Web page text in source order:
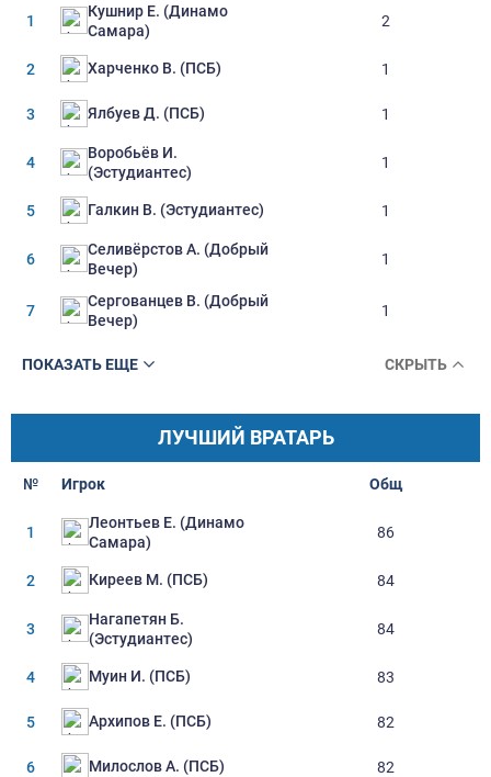
1
Кушнир Е. (Динамо
Самара)
2
2 Харченко В. (ПСБ) 1
3 Ялбуев Д. (ПСБ) 1
4
Воробьёв И.
(Эстудиантес)
1
5 Галкин В. (Эстудиантес) 1
6
Селивёрстов А. (Добрый
Вечер)
1
7
Сергованцев В. (Добрый
Вечер)
1
ПОКАЗАТЬ ЕЩЕ СКРЫТЬ
ЛУЧШИЙ ВРАТАРЬ
№ Игрок Oбщ
1
Леонтьев Е. (Динамо
Самара)
86
2 Киреев М. (ПСБ) 84
3
Нагапетян Б.
(Эстудиантес)
84
4 Муин И. (ПСБ) 83
5 Архипов Е. (ПСБ) 82
6 Милослов А. (ПСБ) 82